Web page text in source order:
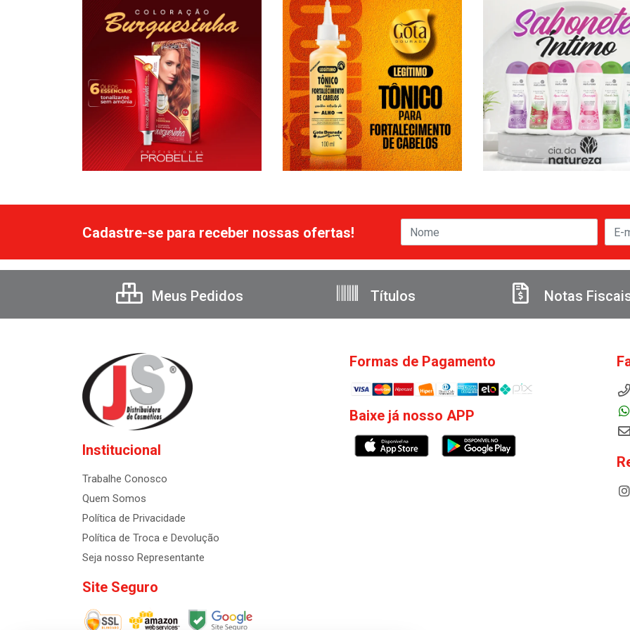
Cadastre-se para receber nossas ofertas!
Meus Pedidos Títulos Notas
Institucional
Trabalhe Conosco
Quem Somos
Política de Privacidade
Política de Troca e Devolução
Seja nosso Representante
Site Seguro
Formas de Pagamento
Baixe já nosso APP